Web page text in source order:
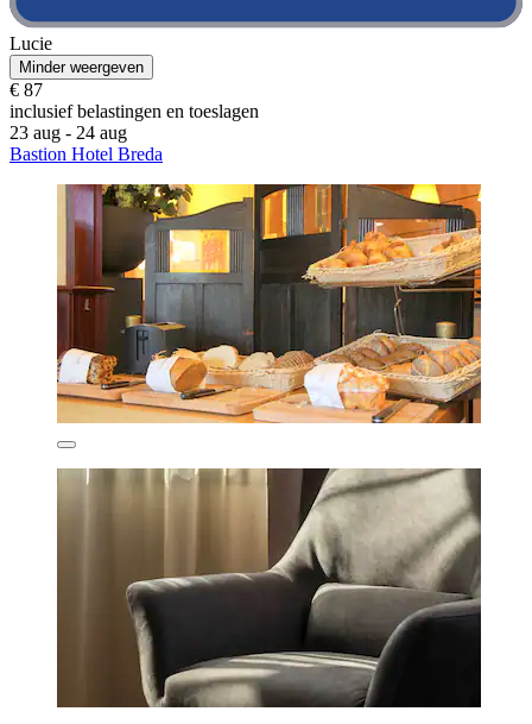
Lucie
Minder weergeven
€ 87
inclusief belastingen en toeslagen
23 aug - 24 aug
Bastion Hotel Breda